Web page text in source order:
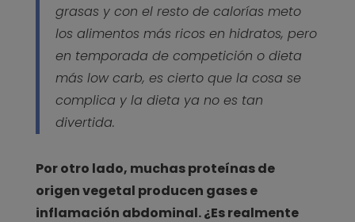
grasas y con el resto de calorías meto
los alimentos más ricos en hidratos, pero
en temporada de competición o dieta
más low carb, es cierto que la cosa se
complica y la dieta ya no es tan
divertida.
Por otro lado, muchas proteínas de
origen vegetal producen gases e
inflamación abdominal. ¿Es realmente